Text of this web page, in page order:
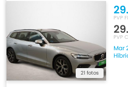
21 fotos
PVP
PVP
Mar